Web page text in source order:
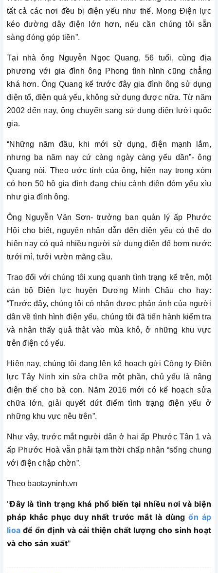
tất cả các nơi đều bị điện yếu như thế. Mong Điện lực
kéo đường dây điện lớn hơn, nếu cần chúng tôi sẵn
sàng đóng góp tiền”.
Tại nhà ông Nguyễn Ngọc Quang, 56 tuổi, cùng địa
phương với gia đình ông Phong tình hình cũng chẳng
khá hơn. Ông Quang kể trước đây gia đình ông sử dụng
điện tổ, điện quá yếu, không sử dụng được nữa. Từ năm
2002 đến nay, ông chuyển sang sử dụng điện lưới quốc
gia.
“Những năm đầu, khi mới sử dụng, điện mạnh lắm,
nhưng ba năm nay cứ càng ngày càng yếu dần”- ông
Quang nói. Theo ước tính của ông, hiện nay trong xóm
có hơn 50 hộ gia đình đang chịu cảnh điện đóm yếu xìu
như gia đình ông.
Ông Nguyễn Văn Sơn- trưởng ban quản lý ấp Phước
Hội cho biết, nguyên nhân dẫn đến điện yếu có thể do
hiện nay có quá nhiều người sử dụng điện để bơm nước
tưới mì, tưới vườn mãng cầu.
Trao đổi với chúng tôi xung quanh tình trạng kể trên, một
cán bộ Điện lực huyện Dương Minh Châu cho hay:
“Trước đây, chúng tôi có nhận được phản ánh của người
dân về tình hình điện yếu, chúng tôi đã tiến hành kiểm tra
và nhận thấy quả thật vào mùa khô, ở những khu vực
trên điện có yếu.
Hiện nay, chúng tôi đang lên kế hoạch gửi Công ty Điện
lực Tây Ninh xin sửa chữa một phần, chủ yếu là nâng
điện thế cho bà con. Năm 2016 mới có kế hoạch sửa
chữa lớn, giải quyết dứt điểm tình trạng điện yếu ở
những khu vực nêu trên”.
Như vậy, trước mắt người dân ở hai ấp Phước Tân 1 và
ấp Phước Hoà vẫn phải tạm thời chấp nhận “sống chung
với điện chập chờn”.
Theo baotayninh.vn
"Đây là tình trạng khá phổ biến tại nhiều nơi và biện
pháp khắc phục duy nhất trước mắt là dùngổn áp
lioa để ổn định và cải thiện chất lượng cho sinh hoạt
và cho sản xuất"